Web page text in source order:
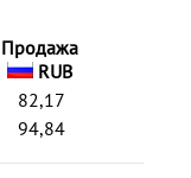
Продажа
RUB
82,17
94,84